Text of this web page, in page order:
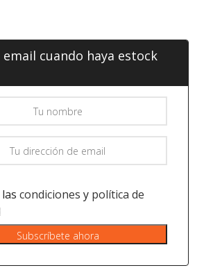
email cuando haya estock
condiciones y política de
Subscríbete ahora